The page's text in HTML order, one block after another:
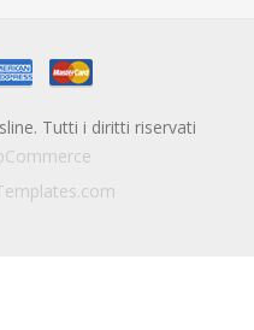
Tutti i diritti riservati